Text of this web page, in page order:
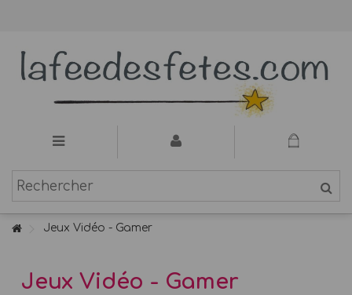
Jeux Vidéo - Gamer
Jeux Vidéo - Gamer